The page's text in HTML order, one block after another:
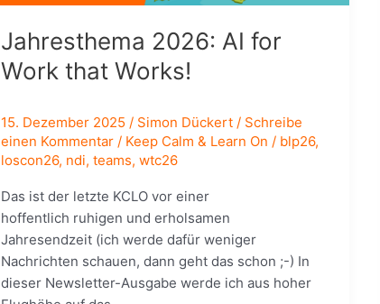
Jahresthema 2026: AI for
Work that Works!
15. Dezember 2025/ Simon Dückert/ Schreibe
einen Kommentar / Keep Calm & Learn On / blp26,
loscon26, ndi,teams,wtc26
Das ist der letzte KCLO vor einer
hoffentlich ruhigen und erholsamen
Jahresendzeit (ich werde dafür weniger
Nachrichten schauen, dann geht das schon ;-) In
dieser Newsletter-Ausgabe werde ich aus hoher